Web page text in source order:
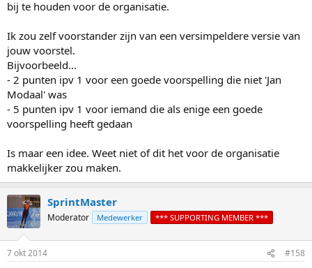
bij te houden voor de organisatie.
Ik zou zelf voorstander zijn van een versimpeldere versie van
jouw voorstel.
Bijvoorbeeld...
- 2 punten ipv 1 voor een goede voorspelling die niet 'Jan
Modaal' was
- 5 punten ipv 1 voor iemand die als enige een goede
voorspelling heeft gedaan
Is maar een idee. Weet niet of dit het voor de organisatie
makkelijker zou maken.
SprintMaster
Moderator Medewerker *** SUPPORTING MEMBER ***
7 okt 2014 #158